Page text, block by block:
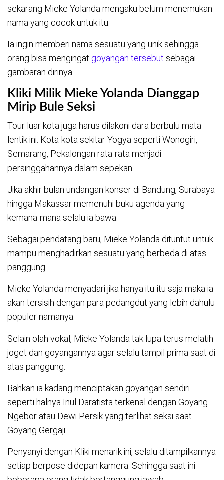
sekarang Mieke Yolanda mengaku belum menemukan
nama yang cocok untuk itu.
Ia ingin memberi nama sesuatu yang unik sehingga
orang bisa mengingat goyangan tersebut sebagai
gambaran dirinya.
Kliki Milik Mieke Yolanda Dianggap
Mirip Bule Seksi
Tour luar kota juga harus dilakoni dara berbulu mata
lentik ini. Kota-kota sekitar Yogya seperti Wonogiri,
Semarang, Pekalongan rata-rata menjadi
persinggahannya dalam sepekan.
Jika akhir bulan undangan konser di Bandung, Surabaya
hingga Makassar memenuhi buku agenda yang
kemana-mana selalu ia bawa.
Sebagai pendatang baru, Mieke Yolanda dituntut untuk
mampu menghadirkan sesuatu yang berbeda di atas
panggung.
Mieke Yolanda menyadari jika hanya itu-itu saja maka ia
akan tersisih dengan para pedangdut yang lebih dahulu
populer namanya.
Selain olah vokal, Mieke Yolanda tak lupa terus melatih
joget dan goyangannya agar selalu tampil prima saat di
atas panggung.
Bahkan ia kadang menciptakan goyangan sendiri
seperti halnya Inul Daratista terkenal dengan Goyang
Ngebor atau Dewi Persik yang terlihat seksi saat
Goyang Gergaji.
Penyanyi dengan Kliki menarik ini, selalu ditampilkannya
setiap berpose didepan kamera. Sehingga saat ini